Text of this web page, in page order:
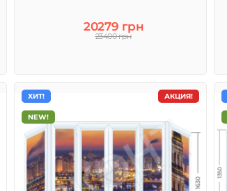
20279 грн
23400 грн
АКЦИЯ!
ХИТ!
NEW!